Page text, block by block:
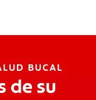
BUCAL
de su